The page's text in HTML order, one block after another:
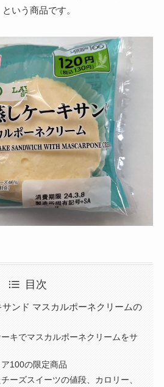
いう商品です。
目次
ンド マスカルポーネクリームの
キでマスカルポーネクリームをサ
100の限定商品
ーズスイーツの値段、カロリー、